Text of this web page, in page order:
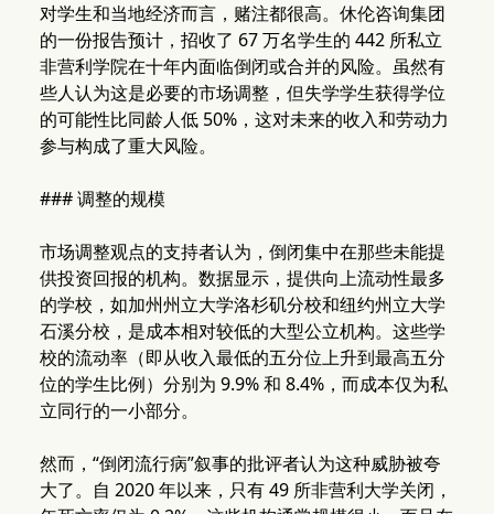
对学生和当地经济而言，赌注都很高。休伦咨询集团
的一份报告预计，招收了 67 万名学生的 442 所私立
非营利学院在十年内面临倒闭或合并的风险。虽然有
些人认为这是必要的市场调整，但失学学生获得学位
的可能性比同龄人低 50%，这对未来的收入和劳动力
参与构成了重大风险。
### 调整的规模
市场调整观点的支持者认为，倒闭集中在那些未能提
供投资回报的机构。数据显示，提供向上流动性最多
的学校，如加州州立大学洛杉矶分校和纽约州立大学
石溪分校，是成本相对较低的大型公立机构。这些学
校的流动率（即从收入最低的五分位上升到最高五分
位的学生比例）分别为 9.9% 和 8.4%，而成本仅为私
立同行的一小部分。
然而，“倒闭流行病”叙事的批评者认为这种威胁被夸
大了。自 2020 年以来，只有 49 所非营利大学关闭，